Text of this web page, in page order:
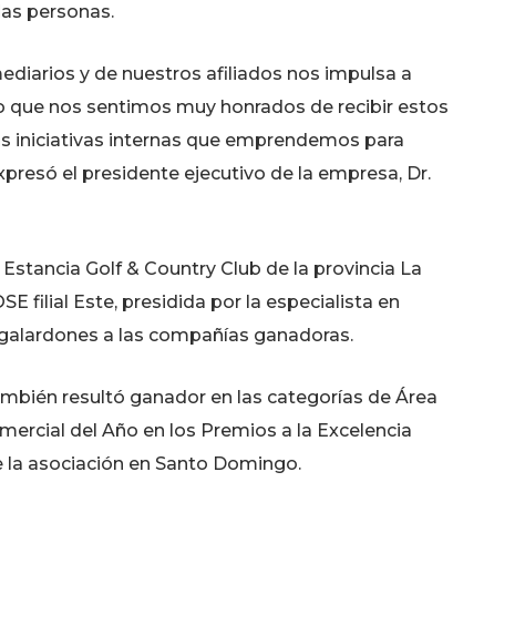
personas.
y de nuestros afiliados nos impulsa a
que nos sentimos muy honrados de recibir estos
iniciativas internas que emprendemos para
el presidente ejecutivo de la empresa, Dr.
Golf & Country Club de la provincia La
filial Este, presidida por la especialista en
a las compañías ganadoras.
resultó ganador en las categorías de Área
del Año en los Premios a la Excelencia
la asociación en Santo Domingo.